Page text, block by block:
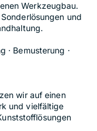
Werkzeugbau.
und
· Bemusterung ·
wir auf einen
und vielfältige